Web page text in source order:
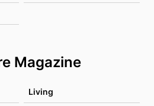
Magazine
Living